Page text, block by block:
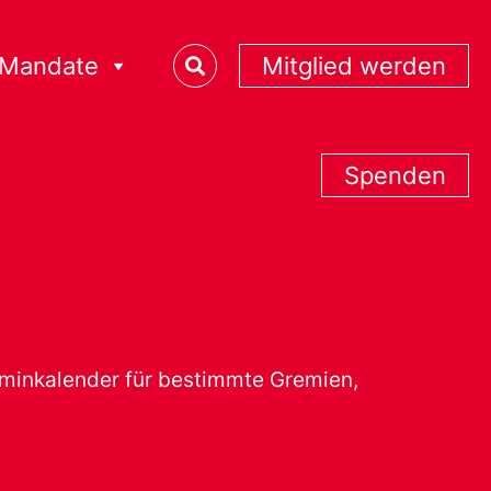
Mandate Mitglied werden
Spenden
für bestimmte Gremien,